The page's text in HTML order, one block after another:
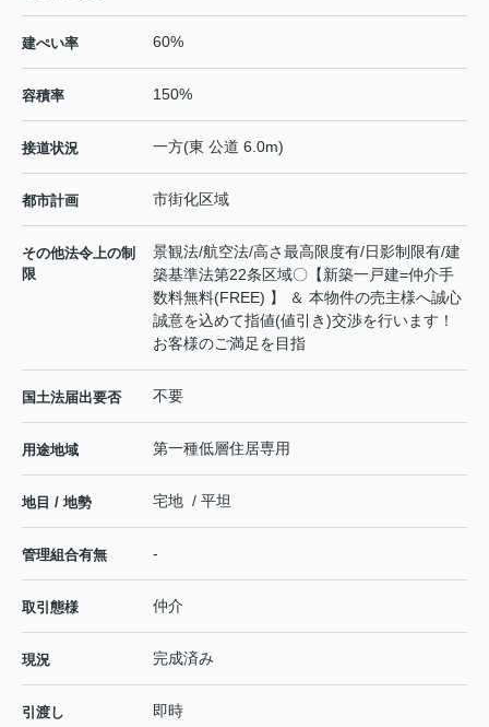
建ぺい率 60%
容積率 150%
接道状況 一方(東 公道 6.0m)
都市計画 市街化区域
その他法令上の制
限
景観法/航空法/高さ最高限度有/日影制限有/建
築基準法第22条区域〇【新築一戸建=仲介手
数料無料(FREE) 】 ＆ 本物件の売主様へ誠心
誠意を込めて指値(値引き)交渉を行います！
お客様のご満足を目指
国土法届出要否 不要
用途地域 第一種低層住居専用
地目 / 地勢 宅地 / 平坦
管理組合有無 -
取引態様 仲介
現況 完成済み
引渡し 即時